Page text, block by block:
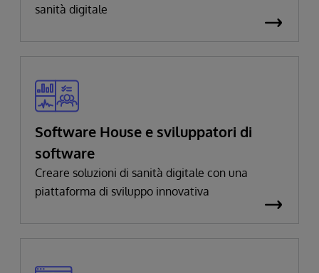
sanità digitale
Software House e sviluppatori di
software
Creare soluzioni di sanità digitale con una
piattaforma di sviluppo innovativa